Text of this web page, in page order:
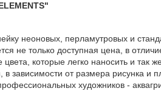
неоновых, перламутровых и
не только доступная цена, в
которые легко наносить и так
зависимости от размера рисунка и
художников -